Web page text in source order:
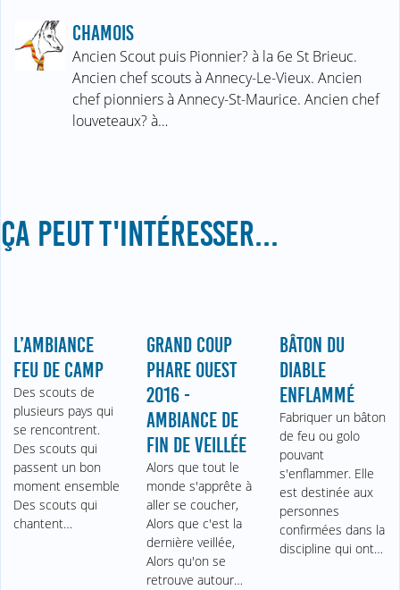
CHAMOIS
Ancien Scout puis Pionnier? à la 6e St Brieuc.
Ancien chef scouts à Annecy-Le-Vieux. Ancien
chef pionniers à Annecy-St-Maurice. Ancien chef
louveteaux? à…
ÇA PEUT T'INTÉRESSER...
L’AMBIANCE
FEU DE CAMP
Des scouts de
plusieurs pays qui
se rencontrent.
Des scouts qui
passent un bon
moment ensemble
Des scouts qui
chantent…
GRAND COUP
PHARE OUEST
2016 -
AMBIANCE DE
FIN DE VEILLÉE
Alors que tout le
monde s'apprête à
aller se coucher,
Alors que c'est la
dernière veillée,
Alors qu'on se
retrouve autour…
BÂTON DU
DIABLE
ENFLAMMÉ
Fabriquer un bâton
de feu ou golo
pouvant
s'enflammer. Elle
est destinée aux
personnes
confirmées dans la
discipline qui ont…